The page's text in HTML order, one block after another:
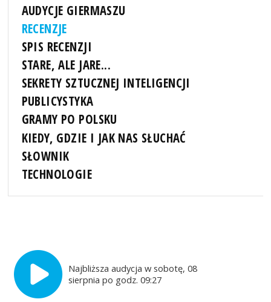
AUDYCJE GIERMASZU
RECENZJE
SPIS RECENZJI
STARE, ALE JARE...
SEKRETY SZTUCZNEJ INTELIGENCJI
PUBLICYSTYKA
GRAMY PO POLSKU
KIEDY, GDZIE I JAK NAS SŁUCHAĆ
SŁOWNIK
TECHNOLOGIE
Najbliższa audycja w sobotę, 08
sierpnia po godz. 09:27